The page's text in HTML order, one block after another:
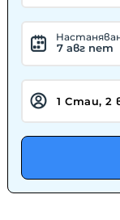
7 авг пет